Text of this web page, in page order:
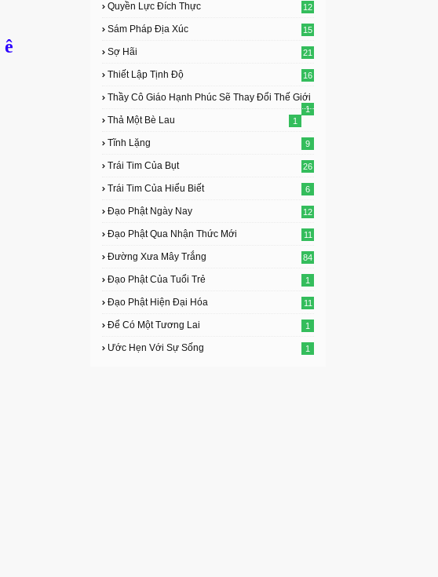
ê
Quyền Lực Đích Thực 12
Sám Pháp Địa Xúc 15
Sợ Hãi 21
Thiết Lập Tịnh Độ 16
Thầy Cô Giáo Hạnh Phúc Sẽ Thay Đổi Thế Giới
1
Thả Một Bè Lau 1
Tĩnh Lặng 9
Trái Tim Của Bụt 26
Trái Tim Của Hiểu Biết 6
Đạo Phật Ngày Nay 12
Đạo Phật Qua Nhận Thức Mới 11
Đường Xưa Mây Trắng 84
Đạo Phật Của Tuổi Trẻ 1
Đạo Phật Hiện Đại Hóa 11
Để Có Một Tương Lai 1
Ước Hẹn Với Sự Sống 1